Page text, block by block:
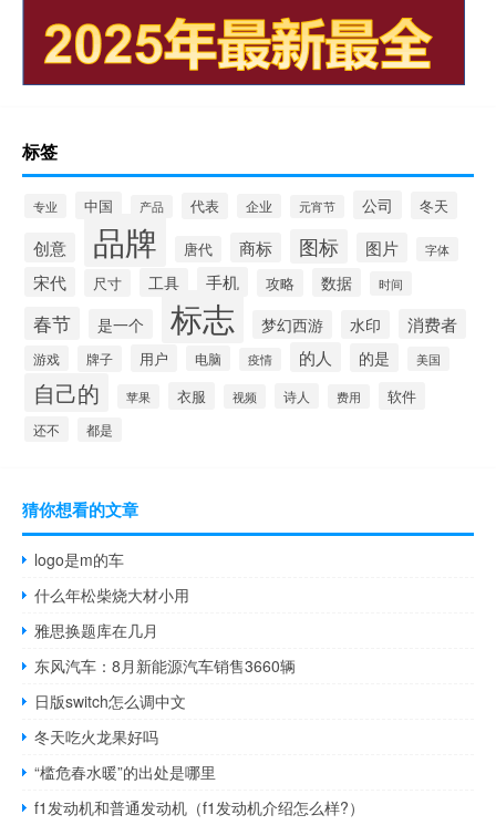
标签
专业 中国 产品 代表 企业 元宵节 公司 冬天
创意 品牌 唐代 商标 图标 图片 字体
宋代 尺寸 工具 手机 攻略 数据 时间
春节 是一个 标志 梦幻西游 水印 消费者
游戏 牌子 用户 电脑 疫情 的人 的是 美国
自己的 苹果 衣服 视频 诗人 费用 软件
还不 都是
猜你想看的文章
logo是m的车
什么年松柴烧大材小用
雅思换题库在几月
东风汽车：8月新能源汽车销售3660辆
日版switch怎么调中文
冬天吃火龙果好吗
“槛危春水暖”的出处是哪里
f1发动机和普通发动机（f1发动机介绍怎么样?）